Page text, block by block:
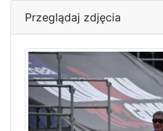
Przeglądaj zdjęcia